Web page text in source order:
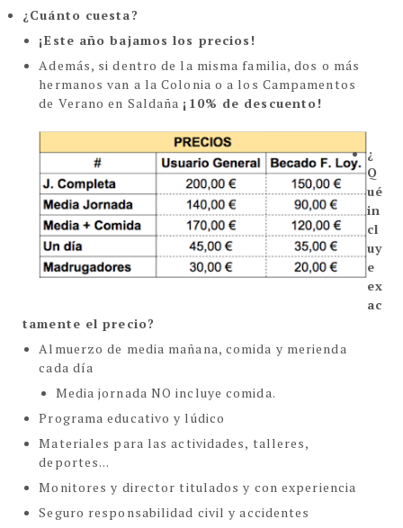
¿Cuánto cuesta?
¡Este año bajamos los precios!
Además, si dentro de la misma familia, dos o más
hermanos van a la Colonia o a los Campamentos
de Verano en Saldaña ¡10% de descuento!
¿
Q
ué
in
cl
uy
e
ex
ac
tamente el precio?
Almuerzo de media mañana, comida y merienda
cada día
Media jornada NO incluye comida.
Programa educativo y lúdico
Materiales para las actividades, talleres,
deportes...
Monitores y director titulados y con experiencia
Seguro responsabilidad civil y accidentes